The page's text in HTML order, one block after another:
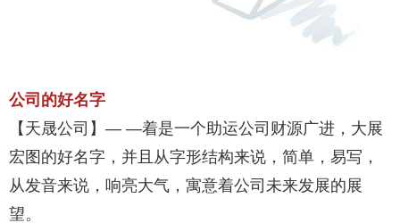
公司的好名字
【天晟公司】— —着是一个助运公司财源广进，大展
宏图的好名字，并且从字形结构来说，简单，易写，
从发音来说，响亮大气，寓意着公司未来发展的展
望。